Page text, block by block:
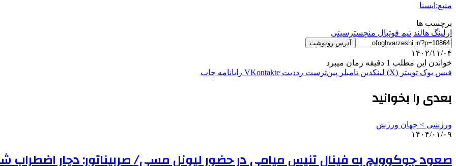
منبع:ایسنا
برچسب ها
ارلینگ هالند تیم فوتبال منچسترسیتی
آدرس رونوشت
۱۴۰۲/۱۱/۰۴
خواندن این مطلب 1 دقیقه زمان میبرد
فیس بوک توییتر (X) لینکدین ‫تامبلر ‫پین‌ترست ‫رددیت ‫VKontakte رایانامه چاپ
بعدی را بخوانید
ورزشی > جهان ورزش
۱۴۰۴/۰۱/۰۹
صعود جوکوویچ به فینال تنیس میامی در حضور لیونل مسی/ صربیناتور: دچار اضطراب